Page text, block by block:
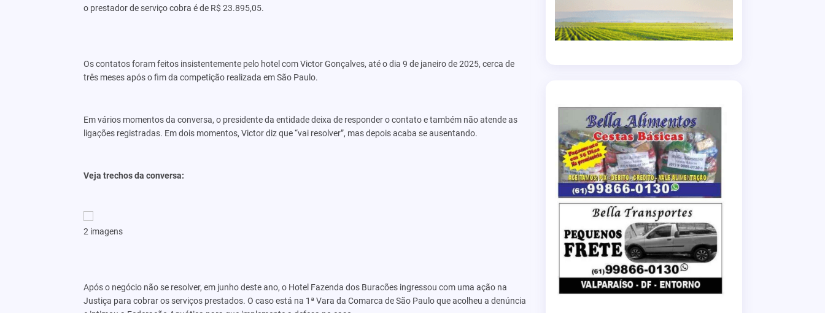
o prestador de serviço cobra é de R$ 23.895,05.
Os contatos foram feitos insistentemente pelo hotel com Victor Gonçalves, até o dia 9 de janeiro de 2025, cerca de
três meses após o fim da competição realizada em São Paulo.
Em vários momentos da conversa, o presidente da entidade deixa de responder o contato e também não atende as
ligações registradas. Em dois momentos, Victor diz que “vai resolver”, mas depois acaba se ausentando.
Veja trechos da conversa:
2 imagens
Após o negócio não se resolver, em junho deste ano, o Hotel Fazenda dos Buracões ingressou com uma ação na
Justiça para cobrar os serviços prestados. O caso está na 1ª Vara da Comarca de São Paulo que acolheu a denúncia